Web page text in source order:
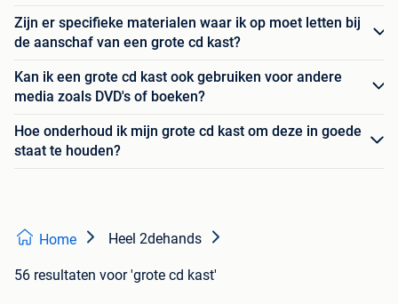
Zijn er specifieke materialen waar ik op moet letten bij
de aanschaf van een grote cd kast?
Kan ik een grote cd kast ook gebruiken voor andere
media zoals DVD's of boeken?
Hoe onderhoud ik mijn grote cd kast om deze in goede
staat te houden?
Home Heel 2dehands
56 resultaten voor 'grote cd kast'